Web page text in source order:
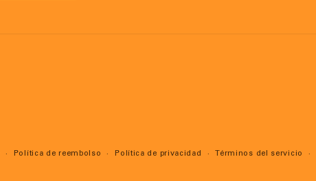
Política de reembolso Política de privacidad Términos del servicio